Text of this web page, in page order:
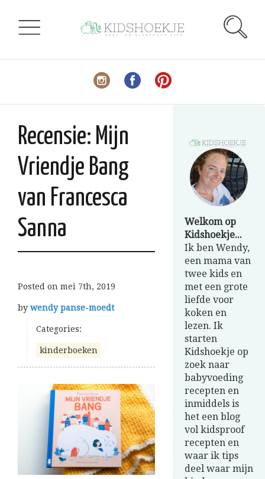
Recensie: Mijn
Vriendje Bang
van Francesca
Sanna
Posted on mei 7th, 2019
by wendy panse-moedt
Categories:
kinderboeken
Welkom op
Kidshoekje...
Ik ben Wendy,
een mama van
twee kids en
met een grote
liefde voor
koken en
lezen. Ik
starten
Kidshoekje op
zoek naar
babyvoeding
recepten en
inmiddels is
het een blog
vol kidsproof
recepten en
waar ik tips
deel waar mijn